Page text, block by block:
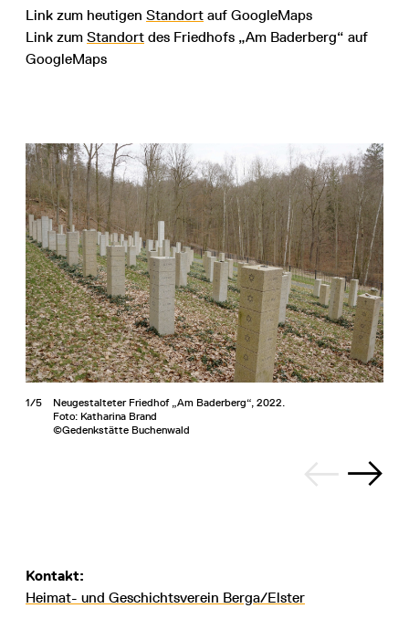
Link zum heutigen Standort auf GoogleMaps
Link zum Standort des Friedhofs „Am Baderberg“ auf
GoogleMaps
1/5
Neugestalteter Friedhof „Am Baderberg“, 2022.
Foto: Katharina Brand
©Gedenkstätte Buchenwald
Kontakt:
Heimat- und Geschichtsverein Berga/Elster